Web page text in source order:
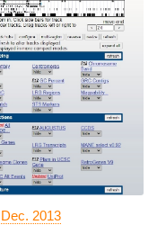
2013